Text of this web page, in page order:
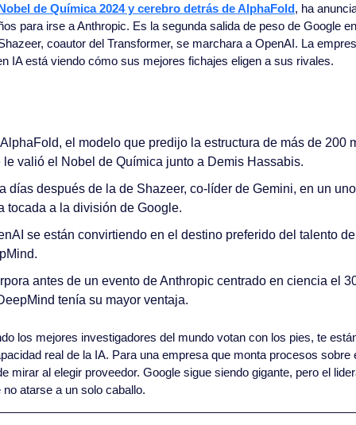
de Química 2024 y cerebro detrás de AlphaFold, ha
para irse a Anthropic. Es la segunda salida de peso de Google
coautor del Transformer, se marchara a OpenAI. La
IA está viendo cómo sus mejores fichajes eligen a sus rivales.
el modelo que predijo la estructura de más de 200
le valió el Nobel de Química junto a Demis Hassabis.
días después de la de Shazeer, co-líder de Gemini, en un
tocada a la división de Google.
se están convirtiendo en el destino preferido del talento
antes de un evento de Anthropic centrado en ciencia el
tenía su mayor ventaja.
los mejores investigadores del mundo votan con los pies, te
real de la IA. Para una empresa que monta procesos
mirar al elegir proveedor. Google sigue siendo gigante, pero el
atarse a un solo caballo.